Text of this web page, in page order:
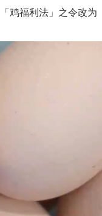
鸡福利法」之令改为